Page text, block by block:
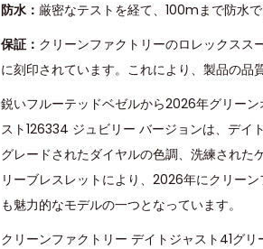
防水： 厳密なテストを経て、100mまで防水
保証： クリーンファクトリーのロレックスス
に刻印されています。これにより、製品の品
鋭いフルーテッドベゼルから2026年グリー
スト126334 ジュビリー バージョンは、デイ
グレードされたダイヤルの色調、洗練され
リーブレスレットにより、2026年にクリー
も魅力的なモデルの一つとなっています。
クリーンファクトリー デイトジャスト41グ